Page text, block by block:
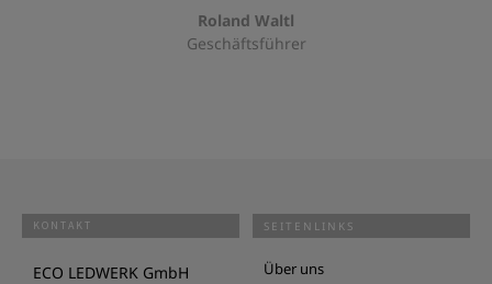
Roland Waltl
Geschäftsführer
KONTAKT
ECO LEDWERK GmbH
SEITENLINKS
Über uns